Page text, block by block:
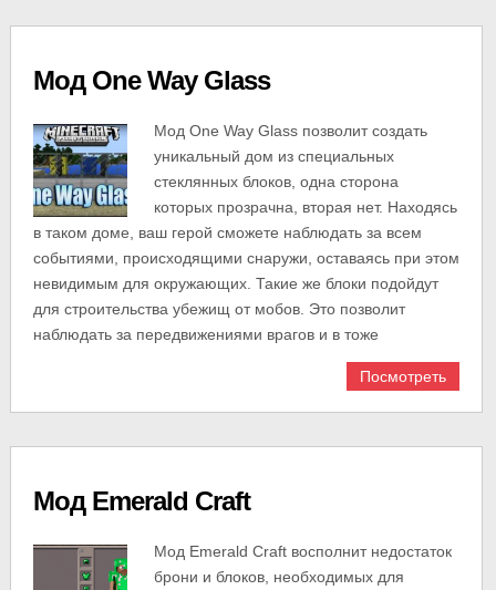
Мод One Way Glass
Мод One Way Glass позволит создать
уникальный дом из специальных
стеклянных блоков, одна сторона
которых прозрачна, вторая нет. Находясь
в таком доме, ваш герой сможете наблюдать за всем
событиями, происходящими снаружи, оставаясь при этом
невидимым для окружающих. Такие же блоки подойдут
для строительства убежищ от мобов. Это позволит
наблюдать за передвижениями врагов и в тоже
Посмотреть
Мод Emerald Craft
Мод Emerald Craft восполнит недостаток
брони и блоков, необходимых для